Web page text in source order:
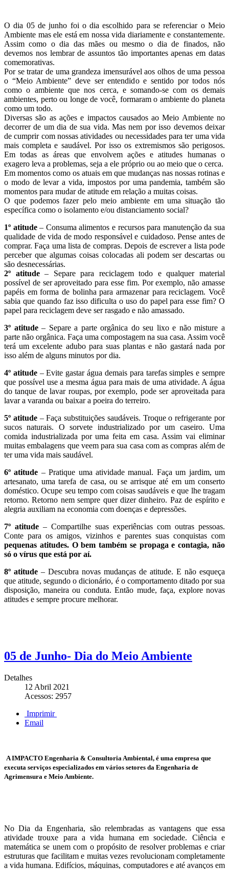
O dia 05 de junho foi o dia escolhido para se referenciar o Meio
Ambiente mas ele está em nossa vida diariamente e constantemente.
Assim como o dia das mães ou mesmo o dia de finados, não
devemos nos lembrar de assuntos tão importantes apenas em datas
comemorativas.
Por se tratar de uma grandeza imensurável aos olhos de uma pessoa
o “Meio Ambiente” deve ser entendido e sentido por todos nós
como o ambiente que nos cerca, e somando-se com os demais
ambientes, perto ou longe de você, formaram o ambiente do planeta
como um todo.
Diversas são as ações e impactos causados ao Meio Ambiente no
decorrer de um dia de sua vida. Mas nem por isso devemos deixar
de cumprir com nossas atividades ou necessidades para ter uma vida
mais completa e saudável. Por isso os extremismos são perigosos.
Em todas as áreas que envolvem ações e atitudes humanas o
exagero leva a problemas, seja a ele próprio ou ao meio que o cerca.
Em momentos como os atuais em que mudanças nas nossas rotinas e
o modo de levar a vida, impostos por uma pandemia, também são
momentos para mudar de atitude em relação a muitas coisas.
O que podemos fazer pelo meio ambiente em uma situação tão
específica como o isolamento e/ou distanciamento social?
1º atitude– Consuma alimentos e recursos para manutenção da sua
qualidade de vida de modo responsável e cuidadoso. Pense antes de
comprar. Faça uma lista de compras. Depois de escrever a lista pode
perceber que algumas coisas colocadas ali podem ser descartas ou
são desnecessárias.
2º atitude– Separe para reciclagem todo e qualquer material
possível de ser aproveitado para esse fim. Por exemplo, não amasse
papéis em forma de bolinha para armazenar para reciclagem. Você
sabia que quando faz isso dificulta o uso do papel para esse fim? O
papel para reciclagem deve ser rasgado e não amassado.
3º atitude– Separe a parte orgânica do seu lixo e não misture a
parte não orgânica. Faça uma compostagem na sua casa. Assim você
terá um excelente adubo para suas plantas e não gastará nada por
isso além de alguns minutos por dia.
4º atitude– Evite gastar água demais para tarefas simples e sempre
que possível use a mesma água para mais de uma atividade. A água
do tanque de lavar roupas, por exemplo, pode ser aproveitada para
lavar a varanda ou baixar a poeira do terreiro.
5º atitude– Faça substituições saudáveis. Troque o refrigerante por
sucos naturais. O sorvete industrializado por um caseiro. Uma
comida industrializada por uma feita em casa. Assim vai eliminar
muitas embalagens que veem para sua casa com as compras além de
ter uma vida mais saudável.
6º atitude – Pratique uma atividade manual. Faça um jardim, um
artesanato, uma tarefa de casa, ou se arrisque até em um conserto
doméstico. Ocupe seu tempo com coisas saudáveis e que lhe tragam
retorno. Retorno nem sempre quer dizer dinheiro. Paz de espírito e
alegria auxiliam na economia com doenças e depressões.
7º atitude – Compartilhe suas experiências com outras pessoas.
Conte para os amigos, vizinhos e parentes suas conquistas com
pequenas atitudes. O bem também se propaga e contagia, não
só o vírus que está por aí.
8º atitude – Descubra novas mudanças de atitude. E não esqueça
que atitude, segundo o dicionário, é o comportamento ditado por sua
disposição, maneira ou conduta. Então mude, faça, explore novas
atitudes e sempre procure melhorar.
05 de Junho- Dia do Meio Ambiente
Detalhes
12 Abril 2021
Acessos: 2957
Imprimir
Email
A IMPACTO Engenharia & Consultoria Ambiental, é uma empresa que
executa serviços especializados em vários setores da Engenharia de
Agrimensura e Meio Ambiente.
No Dia da Engenharia, são relembradas as vantagens que essa
atividade trouxe para a vida humana em sociedade. Ciência e
matemática se unem com o propósito de resolver problemas e criar
estruturas que facilitam e muitas vezes revolucionam completamente
a vida humana. Edifícios, máquinas, computadores e até avanços em